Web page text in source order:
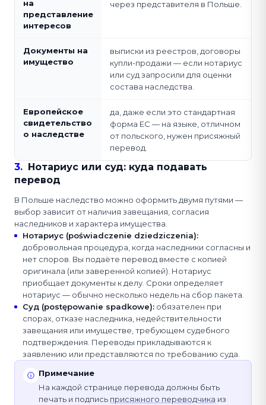
на
представление
интересов
через представителя в Польше.
Документы на
имущество
выписки из реестров, договоры
купли-продажи — если нотариус
или суд запросили для оценки
состава наследства.
Европейское
свидетельство
о наследстве
да, даже если это стандартная
форма ЕС — на языке, отличном
от польского, нужен присяжный
перевод.
3.
Нотариус или суд: куда подавать
перевод
В Польше наследство можно оформить двумя путями —
выбор зависит от наличия завещания, согласия
наследников и характера имущества.
Нотариус (poświadczenie dziedziczenia):
добровольная процедура, когда наследники согласны и
нет споров. Вы подаёте перевод вместе с копией
оригинала (или заверенной копией). Нотариус
приобщает документы к делу. Сроки определяет
нотариус — обычно несколько недель на сбор пакета.
Суд (postępowanie spadkowe): обязателен при
спорах, отказе наследника, недействительности
завещания или имуществе, требующем судебного
подтверждения. Переводы прикладываются к
заявлению или представляются по требованию суда.
Примечание
На каждой странице перевода должны быть
печать и подпись присяжного переводчика из